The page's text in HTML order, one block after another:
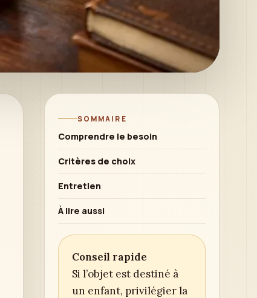
SOMMAIRE
Comprendre le besoin
Critères de choix
Entretien
À lire aussi
Conseil rapide
Si l’objet est destiné à
un enfant, privilégier la